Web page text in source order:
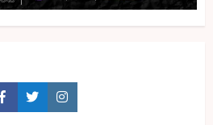
FacebookTwitterInstagram